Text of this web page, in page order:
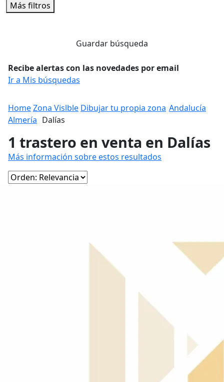
Más filtros
Guardar búsqueda
Recibe alertas con las novedades por email
Ir a Mis búsquedas
HomeZona Vislble Dibujar tu propia zona Andalucía
Almería Dalías
1 trastero en venta en Dalías
Más información sobre estos resultados